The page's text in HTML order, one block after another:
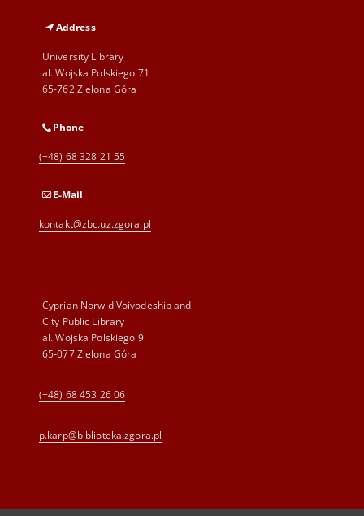
Address
University Library
al. Wojska Polskiego 71
65-762 Zielona Góra
Phone
(+48) 68 328 21 55
E-Mail
kontakt@zbc.uz.zgora.pl
Cyprian Norwid Voivodeship and
City Public Library
al. Wojska Polskiego 9
65-077 Zielona Góra
(+48) 68 453 26 06
p.karp@biblioteka.zgora.pl